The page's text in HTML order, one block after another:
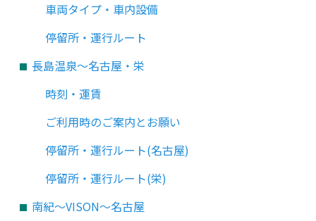
車両タイプ・車内設備
停留所・運行ルート
長島温泉～名古屋・栄
時刻・運賃
ご利用時のご案内とお願い
停留所・運行ルート(名古屋)
停留所・運行ルート(栄)
南紀～VISON～名古屋